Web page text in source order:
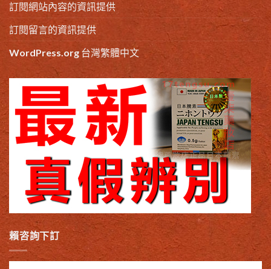
訂閱網站內容的資訊提供
訂閱留言的資訊提供
WordPress.org 台灣繁體中文
賴咨詢下訂